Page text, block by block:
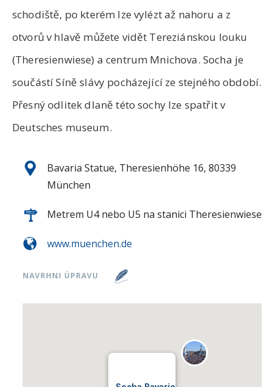
schodiště, po kterém lze vylézt až nahoru a z
otvorů v hlavě můžete vidět Tereziánskou louku
(Theresienwiese) a centrum Mnichova. Socha je
součástí Síně slávy pocházející ze stejného období.
Přesný odlitek dlaně této sochy lze spatřit v
Deutsches museum.
Bavaria Statue, Theresienhöhe 16, 80339
München
Metrem U4 nebo U5 na stanici Theresienwiese
www.muenchen.de
NAVRHNI ÚPRAVU